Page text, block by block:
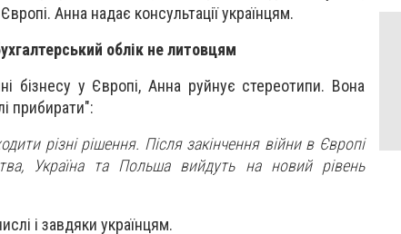
Анна надає консультації українцям.
облік не литовцям
бізнесу у Європі, Анна руйнує стереотипи. Вона
прибирати":
різні рішення. Після закінчення війни в Європі
Україна та Польша вийдуть на новий рівень
і завдяки українцям.